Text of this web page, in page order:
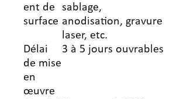
ent de
surface
sablage,
anodisation, gravure
laser, etc.
Délai
de mise
en
œuvre
3 à 5 jours ouvrables